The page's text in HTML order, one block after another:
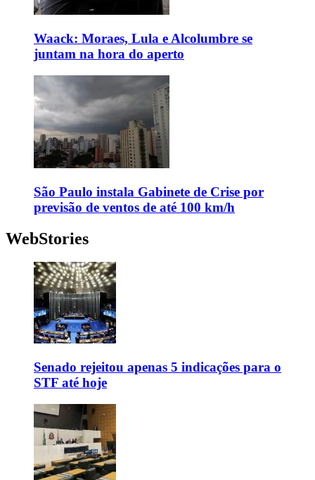
Waack: Moraes, Lula e Alcolumbre se
juntam na hora do aperto
São Paulo instala Gabinete de Crise por
previsão de ventos de até 100 km/h
WebStories
Senado rejeitou apenas 5 indicações para o
STF até hoje